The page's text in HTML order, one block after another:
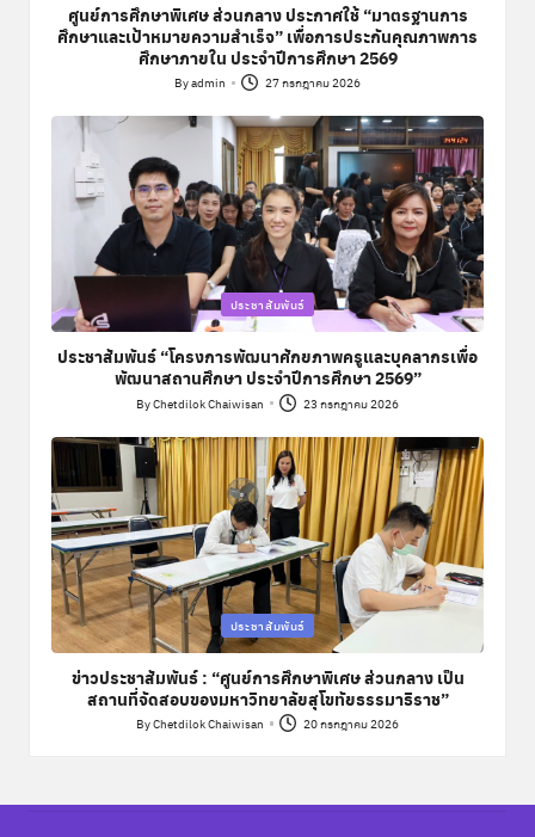
ศูนย์การศึกษาพิเศษ ส่วนกลาง ประกาศใช้ “มาตรฐานการ
ศึกษาและเป้าหมายความสำเร็จ” เพื่อการประกันคุณภาพการ
ศึกษาภายใน ประจำปีการศึกษา 2569
Posted
by
Byadmin 27 กรกฎาคม 2026
Posted
in
ประชาสัมพันธ์
ประชาสัมพันธ์ “โครงการพัฒนาศักยภาพครูและบุคลากรเพื่อ
พัฒนาสถานศึกษา ประจำปีการศึกษา 2569”
Posted
by
ByChetdilok Chaiwisan 23 กรกฎาคม 2026
Posted
in
ประชาสัมพันธ์
ข่าวประชาสัมพันธ์ : “ศูนย์การศึกษาพิเศษ ส่วนกลาง เป็น
สถานที่จัดสอบของมหาวิทยาลัยสุโขทัยธรรมาธิราช”
Posted
ByChetdilok Chaiwisan 20 กรกฎาคม 2026